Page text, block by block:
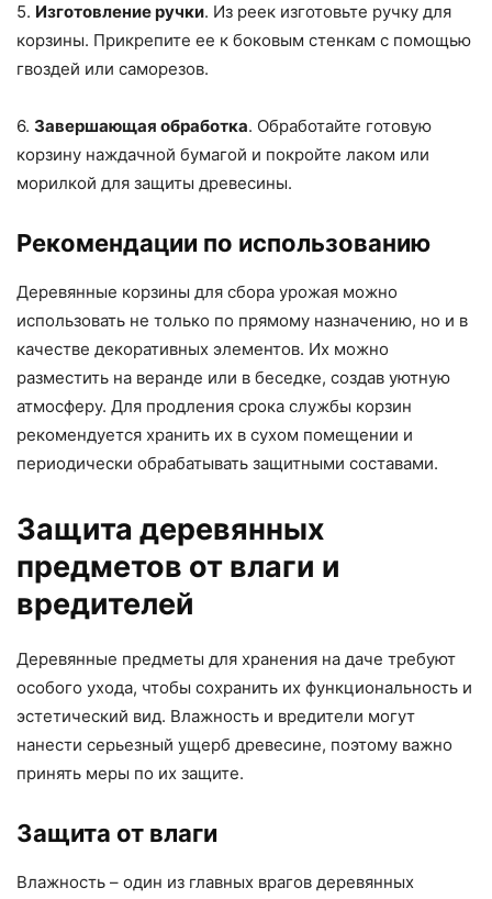
5. Изготовление ручки. Из реек изготовьте ручку для
корзины. Прикрепите ее к боковым стенкам с помощью
гвоздей или саморезов.
6. Завершающая обработка. Обработайте готовую
корзину наждачной бумагой и покройте лаком или
морилкой для защиты древесины.
Рекомендации по использованию
Деревянные корзины для сбора урожая можно
использовать не только по прямому назначению, но и в
качестве декоративных элементов. Их можно
разместить на веранде или в беседке, создав уютную
атмосферу. Для продления срока службы корзин
рекомендуется хранить их в сухом помещении и
периодически обрабатывать защитными составами.
Защита деревянных
предметов от влаги и
вредителей
Деревянные предметы для хранения на даче требуют
особого ухода, чтобы сохранить их функциональность и
эстетический вид. Влажность и вредители могут
нанести серьезный ущерб древесине, поэтому важно
принять меры по их защите.
Защита от влаги
Влажность – один из главных врагов деревянных